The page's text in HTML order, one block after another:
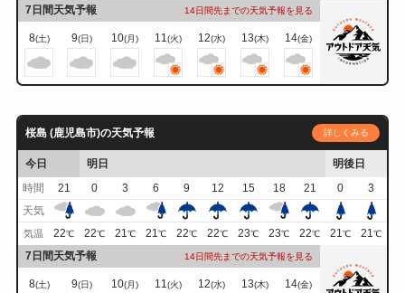
7日間天気予報 14日間先までの天気予報を見る
8(土) 9(日) 10(月) 11 (火) 12(水) 13(木) 14(金)
桜島 (鹿児島市)の天気予報 詳しくみる
今日 明日
明後日
時間
21 0 3 6 9 12 15 18 21 0
3
天気
気温 22℃ 22℃ 21℃ 21℃ 22℃ 22℃ 23℃ 23℃ 22℃ 21℃ 21℃
7日間天気予報 14日間先までの天気予報を見る
8(土) 9(日) 10(月) 11(火) 12(水) 13(木) 14(金)